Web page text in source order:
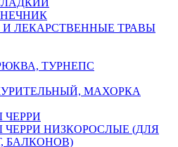
ЛЕКАРСТВЕННЫЕ ТРАВЫ
ТУРНЕПС
МАХОРКА
НИЗКОРОСЛЫЕ (ДЛЯ
БАЛКОНОВ)